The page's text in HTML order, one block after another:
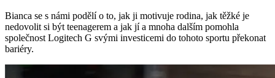
Bianca se s námi podělí o to, jak ji motivuje rodina, jak těžké je
nedovolit si být teenagerem a jak jí a mnoha dalším pomohla
společnost Logitech G svými investicemi do tohoto sportu překonat
bariéry.